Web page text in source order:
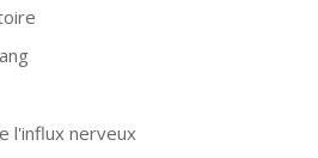
l'influx nerveux